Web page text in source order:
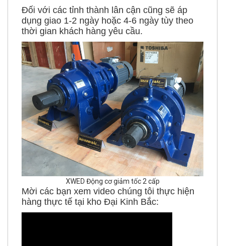
Đối với các tỉnh thành lân cận cũng sẽ áp
dụng giao 1-2 ngày hoặc 4-6 ngày tùy theo
thời gian khách hàng yêu cầu.
XWED Động cơ giảm tốc 2 cấp
Mời các bạn xem video chúng tôi thực hiện
hàng thực tế tại kho Đại Kinh Bắc: